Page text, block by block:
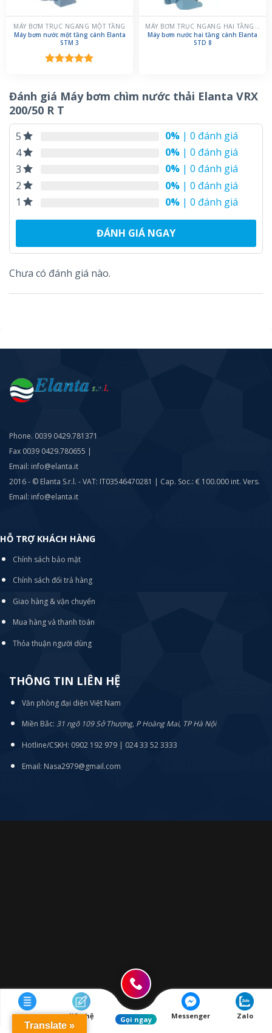
MÁY BƠM TRỤC NGANG MỘT TẦNG
Máy bơm nước một tầng cánh Elanta
STM 3
5 sao
MÁY BƠM TRỤC NGANG HAI TẦNG CÁNH
Máy bơm nước hai tầng cánh Elanta
STD 8
Đánh giá Máy bơm chìm nước thải Elanta VRX
200/50 R T
5 0% | 0 đánh giá
4
0% | 0 đánh giá
3
0% | 0 đánh giá
2
0% | 0 đánh giá
1
0% | 0 đánh giá
ĐÁNH GIÁ NGAY
Chưa có đánh giá nào.
Phone. 0039 0429.781371
Fax 0039 0429.780655 |
Email: info@elanta.it
2016 - © Elanta S.r.l. - VAT: IT03546470281 | Cap. Soc.: € 100.000 int. Vers.
Email: info@elanta.it
HỖ TRỢ KHÁCH HÀNG
Chính sách bảo mật
Chính sách đổi trả hàng
Giao hàng & vận chuyển
Mua hàng và thanh toán
Thỏa thuận người dùng
THÔNG TIN LIÊN HỆ
Văn phòng đại diện Việt Nam
Miền Bắc: 31 ngõ 109 Sở Thượng, P Hoàng Mai, TP Hà Nội
Hotline/CSKH: 0902 192 979 | 024 33 52 3333
Email: Nasa2979@gmail.com
Translate »
Menu liên hệ Gọi ngay Messenger Zalo